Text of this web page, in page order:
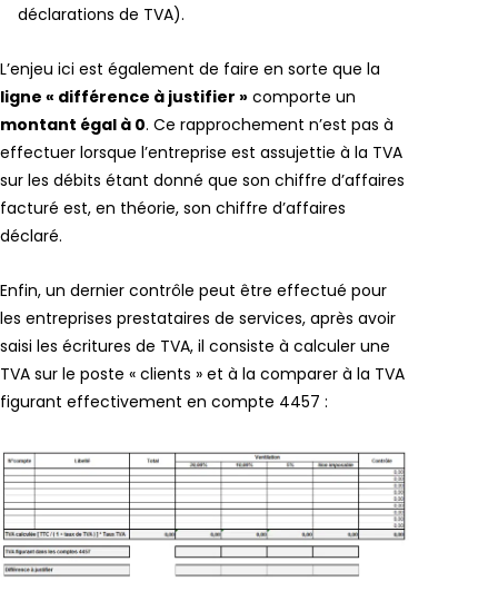
déclarations de TVA).
L’enjeu ici est également de faire en sorte que la
ligne « différence à justifier » comporte un
montant égal à 0. Ce rapprochement n’est pas à
effectuer lorsque l’entreprise est assujettie à la TVA
sur les débits étant donné que son chiffre d’affaires
facturé est, en théorie, son chiffre d’affaires
déclaré.
Enfin, un dernier contrôle peut être effectué pour
les entreprises prestataires de services, après avoir
saisi les écritures de TVA, il consiste à calculer une
TVA sur le poste « clients » et à la comparer à la TVA
figurant effectivement en compte 4457 :